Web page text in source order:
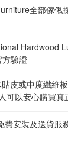
全部傢俬
Hardwood
驗證
皮或中度纖維
可以安心購買真
費安裝及送貨服